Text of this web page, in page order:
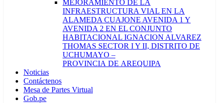
MEJORAMIENTO DE LA
INFRAESTRUCTURA VIAL EN LA
ALAMEDA CUAJONE AVENIDA 1 Y
AVENIDA 2 EN EL CONJUNTO
HABITACIONAL IGNACION ALVAREZ
THOMAS SECTOR I Y II, DISTRITO DE
UCHUMAYO –
PROVINCIA DE AREQUIPA
Noticias
Contáctenos
Mesa de Partes Virtual
Gob.pe